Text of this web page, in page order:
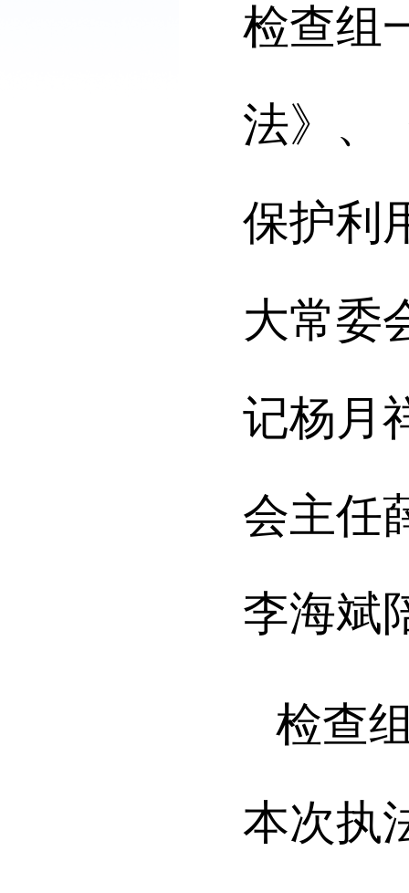
检查组
法》 、
保护利
大常委
记杨月
会主任
李海斌
检查
本次执